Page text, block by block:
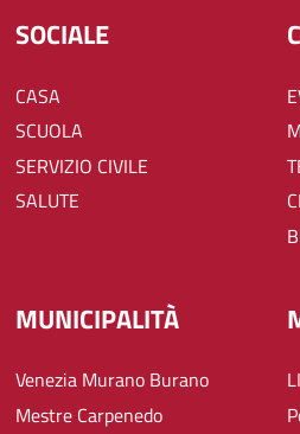
SOCIALE
CASA
SCUOLA
SERVIZIO CIVILE
SALUTE
MUNICIPALITÀ
Venezia Murano Burano
Mestre Carpenedo